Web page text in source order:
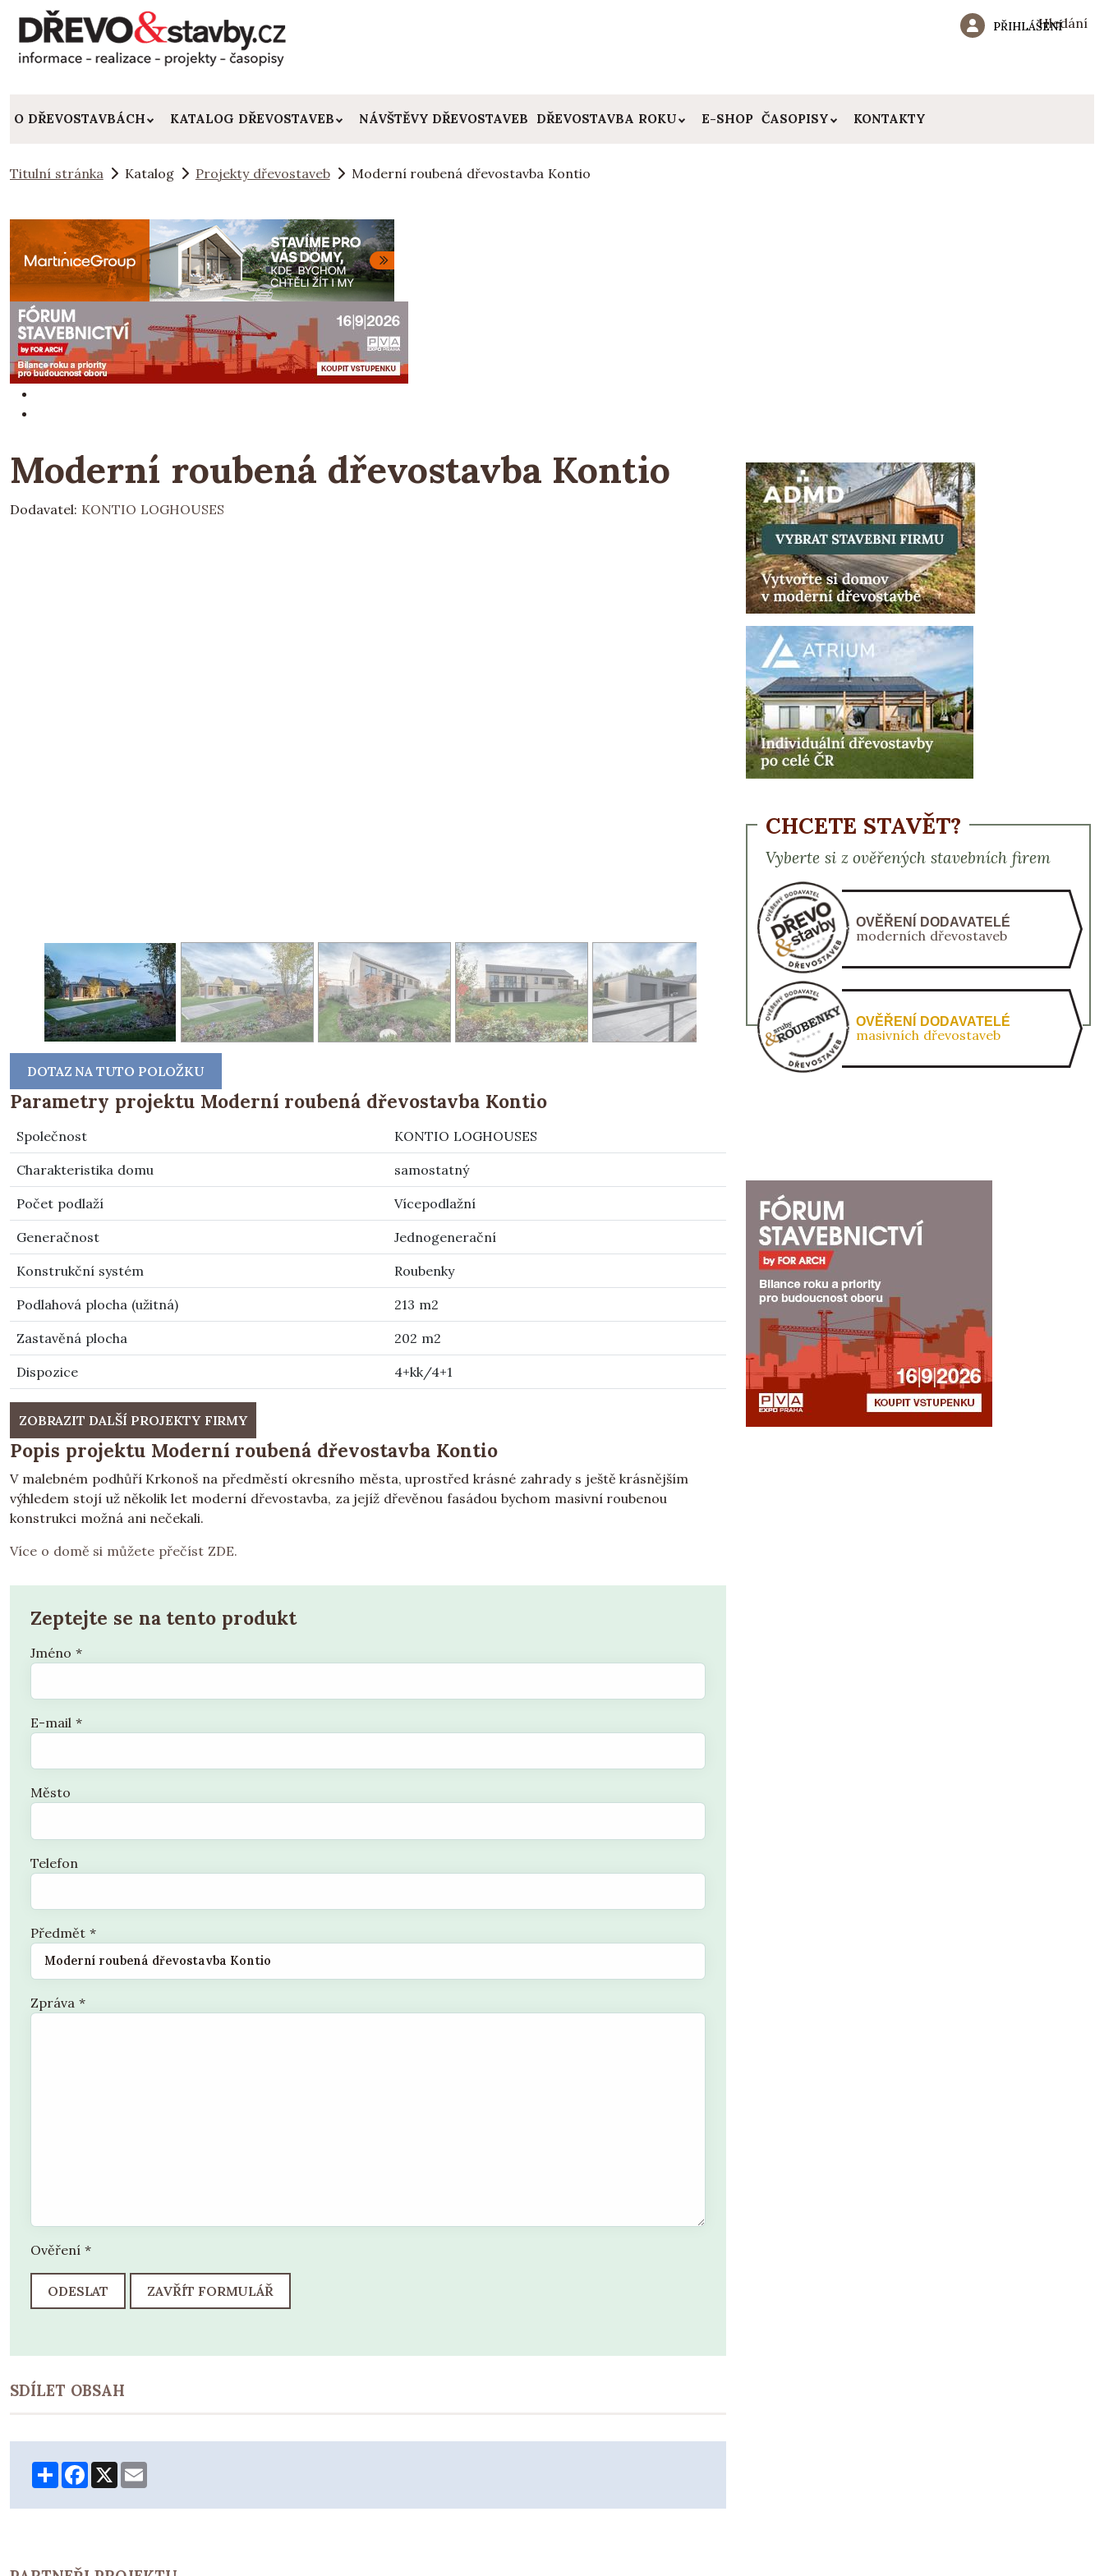
Hledání
PŘIHLÁŠENÍ
O DŘEVOSTAVBÁCH KATALOG DŘEVOSTAVEB NÁVŠTĚVY DŘEVOSTAVEB DŘEVOSTAVBA ROKU E-SHOP ČASOPISY KONTAKTY
Titulní stránka Katalog Projekty dřevostaveb Moderní roubená dřevostavba Kontio
Moderní roubená dřevostavba Kontio
Dodavatel: KONTIO LOGHOUSES
DOTAZ NA TUTO POLOŽKU
Parametry projektu Moderní roubená dřevostavba Kontio
Společnost KONTIO LOGHOUSES
Charakteristika domu samostatný
Počet podlaží Vícepodlažní
Generačnost Jednogenerační
Konstrukční systém Roubenky
Podlahová plocha (užitná) 213 m2
Zastavěná plocha 202 m2
Dispozice 4+kk/4+1
ZOBRAZIT DALŠÍ PROJEKTY FIRMY
Popis projektu Moderní roubená dřevostavba Kontio
V malebném podhůří Krkonoš na předměstí okresního města, uprostřed krásné zahrady s ještě krásnějším
výhledem stojí už několik let moderní dřevostavba, za jejíž dřevěnou fasádou bychom masivní roubenou
konstrukci možná ani nečekali.
Více o domě si můžete přečíst ZDE.
Zeptejte se na tento produkt
Jméno *
E-mail *
Město
Telefon
Předmět *
Zpráva *
Ověření *
ODESLAT ZAVŘÍT FORMULÁŘ
SDÍLET OBSAH
ShareFacebook
X
CHCETE STAVĚT?
Vyberte si z ověřených stavebních firem
OVĚŘENÍ DODAVATELÉ
moderních dřevostaveb
OVĚŘENÍ DODAVATELÉ
masivních dřevostaveb